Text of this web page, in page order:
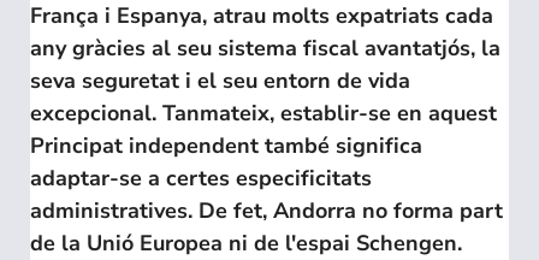
França i Espanya, atrau molts expatriats cada
any gràcies al seu sistema fiscal avantatjós, la
seva seguretat i el seu entorn de vida
excepcional. Tanmateix, establir-se en aquest
Principat independent també significa
adaptar-se a certes especificitats
administratives. De fet, Andorra no forma part
de la Unió Europea ni de l'espai Schengen.